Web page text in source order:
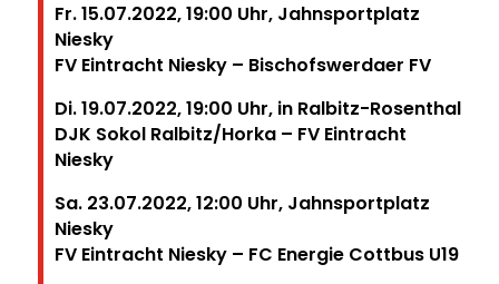
Fr. 15.07.2022, 19:00 Uhr, Jahnsportplatz
Niesky
FV Eintracht Niesky – Bischofswerdaer FV
Di. 19.07.2022, 19:00 Uhr, in Ralbitz-Rosenthal
DJK Sokol Ralbitz/Horka – FV Eintracht
Niesky
Sa. 23.07.2022, 12:00 Uhr, Jahnsportplatz
Niesky
FV Eintracht Niesky – FC Energie Cottbus U19